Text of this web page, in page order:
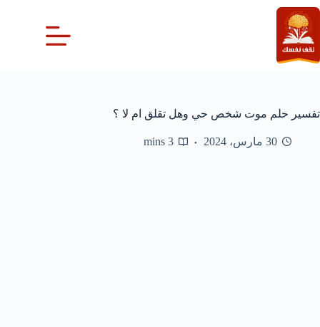
التجاوز
إلى
المحتوى
تفسير حلم موت شخص حي وهل تقلق ام لا ؟
30 مارس، 2024 3 mins